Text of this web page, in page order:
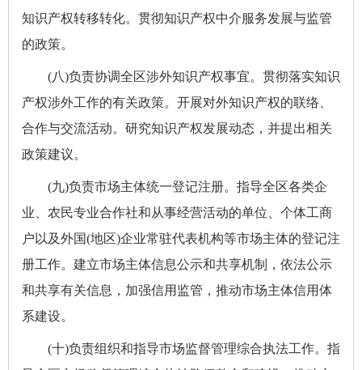
知识产权转移转化。贯彻知识产权中介服务发展与监管
的政策。
(八)负责协调全区涉外知识产权事宜。贯彻落实知识
产权涉外工作的有关政策。开展对外知识产权的联络、
合作与交流活动。研究知识产权发展动态，并提出相关
政策建议。
(九)负责市场主体统一登记注册。指导全区各类企
业、农民专业合作社和从事经营活动的单位、个体工商
户以及外国(地区)企业常驻代表机构等市场主体的登记注
册工作。建立市场主体信息公示和共享机制，依法公示
和共享有关信息，加强信用监管，推动市场主体信用体
系建设。
(十)负责组织和指导市场监督管理综合执法工作。指